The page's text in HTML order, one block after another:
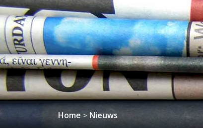
Home > Nieuws